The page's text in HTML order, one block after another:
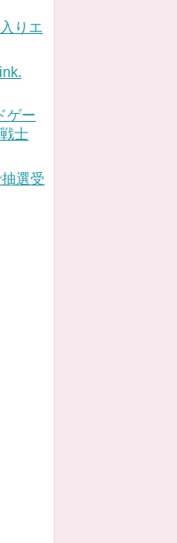
りエ
ゲー
士
選受